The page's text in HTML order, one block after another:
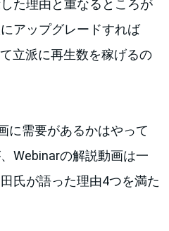
た理由と重なるところが
アップグレードすれば
立派に再生数を稼げるの
に需要があるかはやって
Webinarの解説動画は一
氏が語った理由4つを満た